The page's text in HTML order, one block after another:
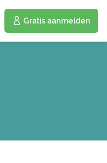
Gratis aanmelden